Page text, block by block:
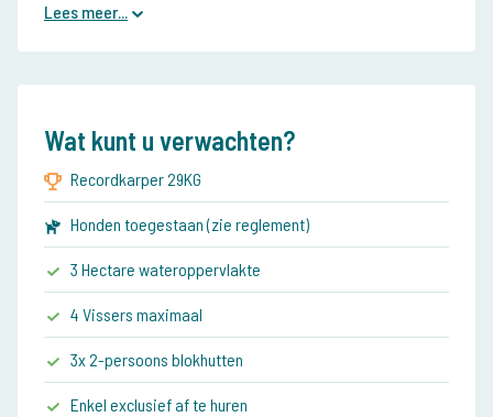
Lees meer...
Wat kunt u verwachten?
Recordkarper 29KG
Honden toegestaan (zie reglement)
3 Hectare wateroppervlakte
4 Vissers maximaal
3x 2-persoons blokhutten
Enkel exclusief af te huren